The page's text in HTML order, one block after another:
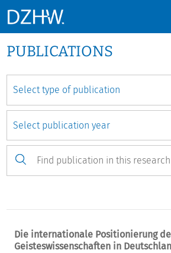
PUBLICATIONS
Die internationale Positionierung
Geisteswissenschaften in